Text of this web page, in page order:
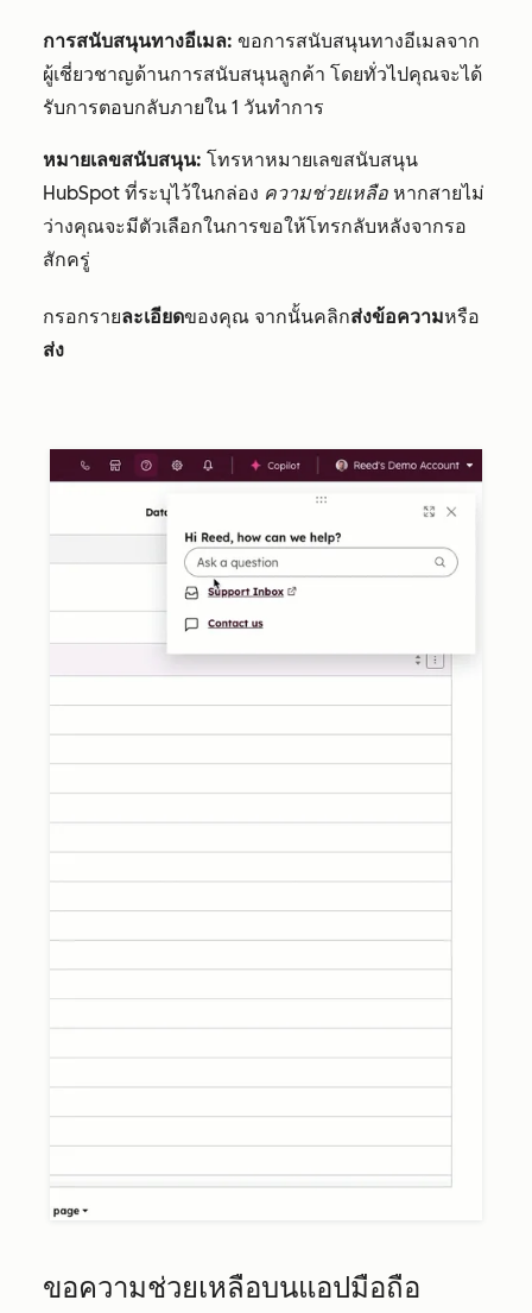
การสนับสนุนทางอีเมล: ขอการสนับสนุนทางอีเมลจาก
ผู้เชี่ยวชาญด้านการสนับสนุนลูกค้า โดยทั่วไปคุณจะได้
รับการตอบกลับภายใน 1 วันทำการ
หมายเลขสนับสนุน: โทรหาหมายเลขสนับสนุน
HubSpot ที่ระบุไว้ในกล่อง ความช่วยเหลือ หากสายไม่
ว่างคุณจะมีตัวเลือกในการขอให้โทรกลับหลังจากรอ
สักครู่
กรอกรายละเอียดของคุณ จากนั้นคลิกส่งข้อความหรือ
ส่ง
ขอความช่วยเหลือบนแอปมือถือ